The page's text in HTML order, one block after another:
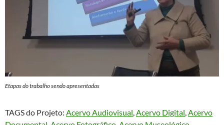
Etapas do trabalho sendo apresentadas
TAGS do Projeto: Acervo Audiovisual Acervo Digital Acervo